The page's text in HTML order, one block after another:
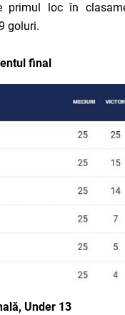
loc în
goluri.
final
Under 13